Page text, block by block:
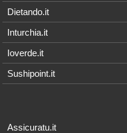
Dietando.it
Inturchia.it
Ioverde.it
Sushipoint.it
Assicuratu.it